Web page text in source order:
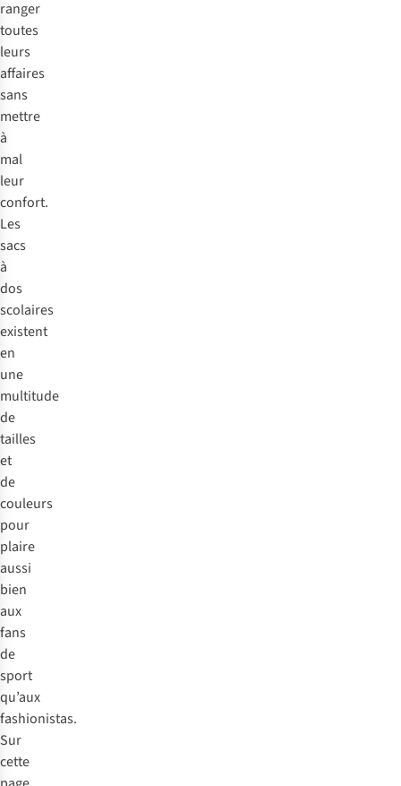
ranger
toutes
leurs
affaires
sans
mettre
à
mal
leur
confort.
Les
sacs
à
dos
scolaires
existent
en
une
multitude
de
tailles
et
de
couleurs
pour
plaire
aussi
bien
aux
fans
de
sport
qu’aux
fashionistas.
Sur
cette